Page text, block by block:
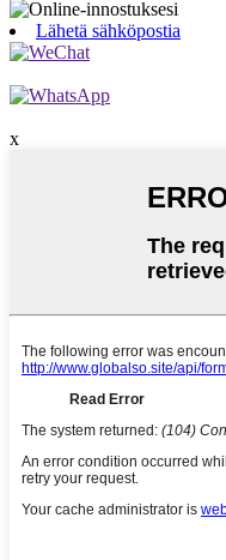
Lähetä sähköpostia
x